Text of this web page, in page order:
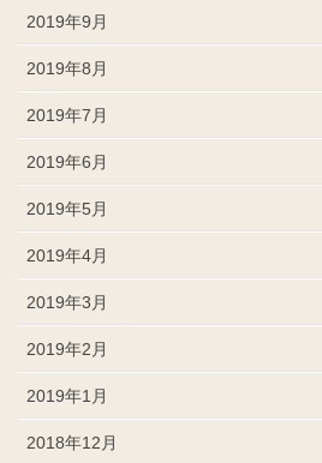
2019年9月
2019年8月
2019年7月
2019年6月
2019年5月
2019年4月
2019年3月
2019年2月
2019年1月
2018年12月